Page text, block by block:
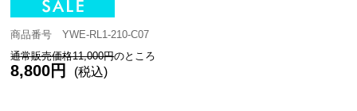
商品番号 YWE-RL1-210-C07
通常販売価格11,000円のところ
8,800円 (税込)